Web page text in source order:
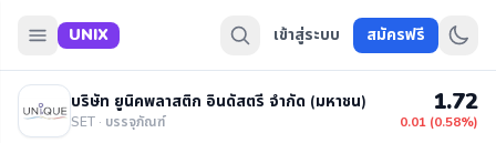
UNIX เข้าสู่ระบบ สมัครฟรี
บริษัท ยูนิคพลาสติก อินดัสตรี จำกัด (มหาชน)
SET · บรรจุภัณฑ์
1.72
0.01 (0.58%)